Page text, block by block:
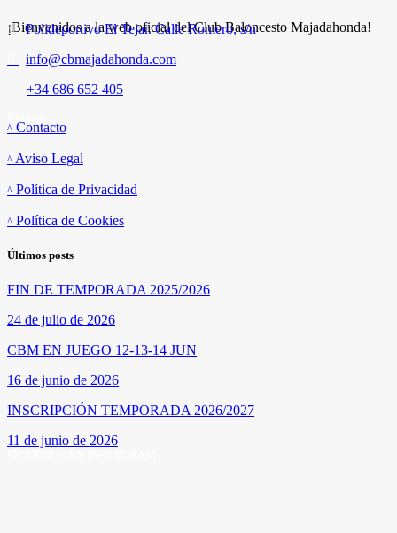
¡Bienvenidos a la web oficial del Club Baloncesto Majadahonda!
Polideportivo El Tejar. Calle Romero, s/n
info@cbmajadahonda.com
+34 686 652 405
Contacto
Aviso Legal
Política de Privacidad
Política de Cookies
Últimos posts
FIN DE TEMPORADA 2025/2026
24 de julio de 2026
CBM EN JUEGO 12-13-14 JUN
16 de junio de 2026
INSCRIPCIÓN TEMPORADA 2026/2027
11 de junio de 2026